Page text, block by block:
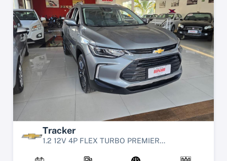
Tracker
1.2 12V 4P FLEX TURBO PREMIER...